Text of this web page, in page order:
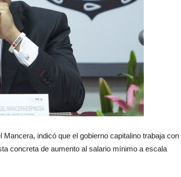
indicó que el gobierno capitalino trabaja con
concreta de aumento al salario mínimo a escala